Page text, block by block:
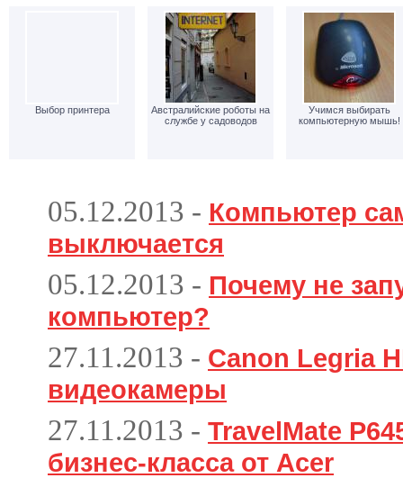
Выбор принтера
Австралийские роботы на
службе у садоводов
Учимся выбирать
компьютерную мышь!
05.12.2013 - Компьютер
выключается
05.12.2013 - Почему не
компьютер?
27.11.2013 - Canon Legria
видеокамеры
27.11.2013 - TravelMate
бизнес-класса от Acer